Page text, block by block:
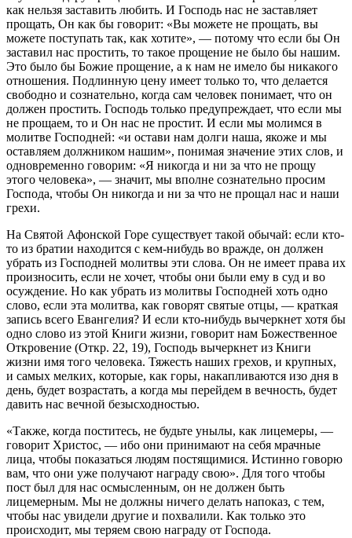
как нельзя заставить любить. И Господь нас не заставляет
прощать, Он как бы говорит: «Вы можете не прощать, вы
можете поступать так, как хотите», — потому что если бы Он
заставил нас простить, то такое прощение не было бы нашим.
Это было бы Божие прощение, а к нам не имело бы никакого
отношения. Подлинную цену имеет только то, что делается
свободно и сознательно, когда сам человек понимает, что он
должен простить. Господь только предупреждает, что если мы
не прощаем, то и Он нас не простит. И если мы молимся в
молитве Господней: «и остави нам долги наша, якоже и мы
оставляем должником нашим», понимая значение этих слов, и
одновременно говорим: «Я никогда и ни за что не прощу
этого человека», — значит, мы вполне сознательно просим
Господа, чтобы Он никогда и ни за что не прощал нас и наши
грехи.
На Святой Афонской Горе существует такой обычай: если кто-
то из братии находится с кем-нибудь во вражде, он должен
убрать из Господней молитвы эти слова. Он не имеет права их
произносить, если не хочет, чтобы они были ему в суд и во
осуждение. Но как убрать из молитвы Господней хоть одно
слово, если эта молитва, как говорят святые отцы, — краткая
запись всего Евангелия? И если кто-нибудь вычеркнет хотя бы
одно слово из этой Книги жизни, говорит нам Божественное
Откровение (Откр. 22, 19), Господь вычеркнет из Книги
жизни имя того человека. Тяжесть наших грехов, и крупных,
и самых мелких, которые, как горы, накапливаются изо дня в
день, будет возрастать, а когда мы перейдем в вечность, будет
давить нас вечной безысходностью.
«Также, когда поститесь, не будьте унылы, как лицемеры, —
говорит Христос, — ибо они принимают на себя мрачные
лица, чтобы показаться людям постящимися. Истинно говорю
вам, что они уже получают награду свою». Для того чтобы
пост был для нас осмысленным, он не должен быть
лицемерным. Мы не должны ничего делать напоказ, с тем,
чтобы нас увидели другие и похвалили. Как только это
происходит, мы теряем свою награду от Господа.